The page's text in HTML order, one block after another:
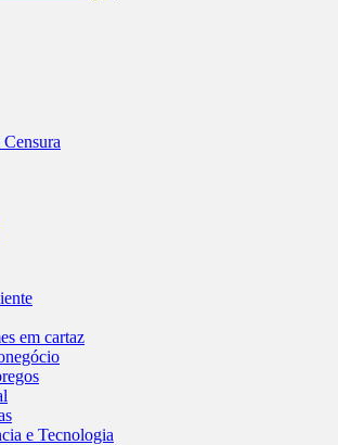
Censura
em cartaz
e Tecnologia